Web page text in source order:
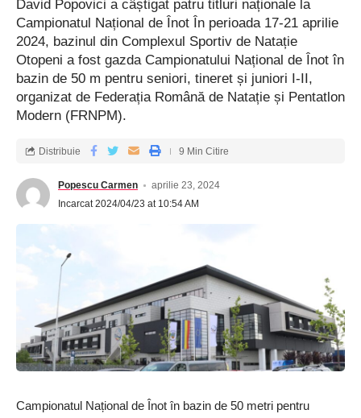
David Popovici a câștigat patru titluri naționale la
Campionatul Național de Înot În perioada 17-21 aprilie
2024, bazinul din Complexul Sportiv de Natație
Otopeni a fost gazda Campionatului Național de Înot în
bazin de 50 m pentru seniori, tineret și juniori I-II,
organizat de Federația Română de Natație și Pentatlon
Modern (FRNPM).
Popescu Carmen
aprilie 23, 2024
Incarcat 2024/04/23 at 10:54 AM
Distribuie 9 Min Citire
Campionatul Național de Înot în bazin de 50 metri pentru